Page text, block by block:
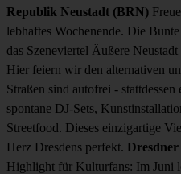
Republik Neustadt (BRN)
lebhaftes Wochenende. Die
das Szeneviertel Äußere
Hier feiern wir den alternativen
Straßen sind autofrei -
spontane DJ-Sets,
Streetfood. Dieses einzigartige
Herz Dresdens perfekt.
Highlight für Kulturfans: Im Juni